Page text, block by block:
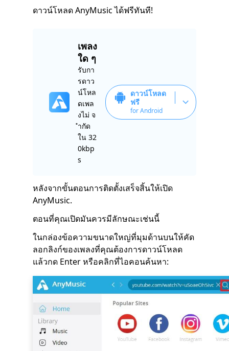
ดาวน์โหลด AnyMusic ได้ฟรีทันที!
เพลง
ใด ๆ
รับกา
รดาว
น์โหล
ดเพล
งไม่ จ
ำกัด
ใน 32
0kbp
s
ดาวน์โหลด
ฟรี
for Android
หลังจากขั้นตอนการติดตั้งเสร็จสิ้นให้เปิด
AnyMusic.
ตอนที่คุณเปิดมันควรมีลักษณะเช่นนี้
ในกล่องข้อความขนาดใหญ่ที่มุมด้านบนให้คัด
ลอกลิงก์ของเพลงที่คุณต้องการดาวน์โหลด
แล้วกด Enter หรือคลิกที่ไอคอนค้นหา: